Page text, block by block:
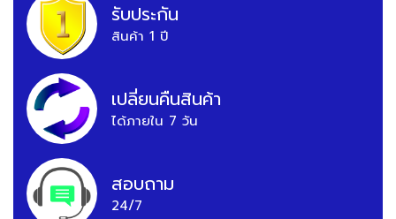
รับประกัน
สินค้า 1 ปี
เปลี่ยนคืนสินค้า
ได้ภายใน 7 วัน
สอบถาม
24/7